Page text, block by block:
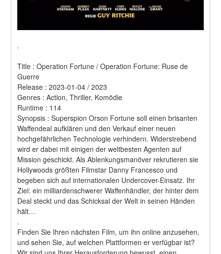
.
Title : Operation Fortune / Operation Fortune: Ruse de
Guerre
Release : 2023-01-04 / 2023
Genres : Action, Thriller, Komödie
Runtime : 114
Synopsis : Superspion Orson Fortune soll einen brisanten
Waffendeal aufklären und den Verkauf einer neuen
hochgefährlichen Technologie verhindern. Widerstrebend
wird er dabei mit einigen der weltbesten Agenten auf
Mission geschickt. Als Ablenkungsmanöver rekrutieren sie
Hollywoods größten Filmstar Danny Francesco und
begeben sich auf internationalen Undercover-Einsatz. Ihr
Ziel: ein milliardenschwerer Waffenhändler, der hinter dem
Deal steckt und das Schicksal der Welt in seinen Händen
hält…
.
Finden Sie Ihren nächsten Film, um ihn online anzusehen,
und sehen Sie, auf welchen Plattformen er verfügbar ist?